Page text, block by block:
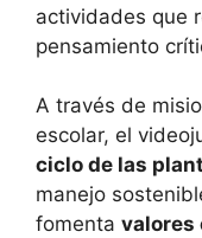
actividades que
pensamiento
A través de
escolar, el
ciclo de las
manejo
fomenta valores